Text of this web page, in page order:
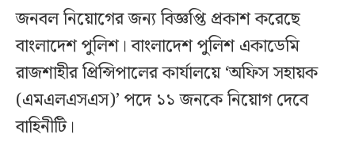
জনবল নিয়োগের জন্য বিজ্ঞপ্তি প্রকাশ করেছে
বাংলাদেশ পুলিশ। বাংলাদেশ পুলিশ একাডেমি
রাজশাহীর প্রিন্সিপালের কার্যালয়ে ‘অফিস সহায়ক
(এমএলএসএস)’ পদে ১১ জনকে নিয়োগ দেবে
বাহিনীটি।